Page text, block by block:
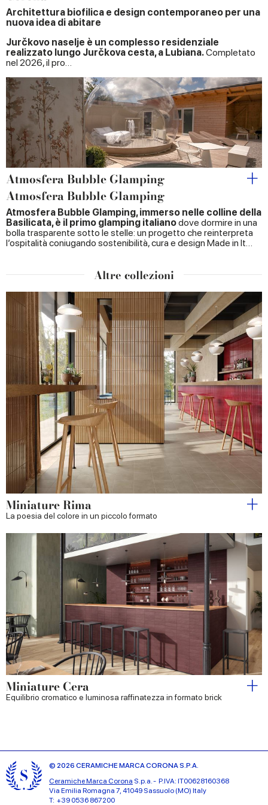
Architettura biofilica e design contemporaneo per una
nuova idea di abitare
Jurčkovo naselje è un complesso residenziale
realizzato lungo Jurčkova cesta, a Lubiana.Completato
nel 2026, il pro…
Atmosfera Bubble Glamping
Atmosfera Bubble Glamping
Atmosfera Bubble Glamping, immerso nelle colline della
Basilicata, è il primo glamping italianodove dormire in una
bolla trasparente sotto le stelle: un progetto che reinterpreta
l’ospitalità coniugando sostenibilità, cura e design Made in It…
Altre collezioni
Miniature Rima
La poesia del colore in un piccolo formato
Miniature Cera
Equilibrio cromatico e luminosa raffinatezza in formato brick
© 2026 CERAMICHE MARCA CORONA S.P.A.
Ceramiche Marca Corona S.p.a. - P.IVA: IT00628160368
Via Emilia Romagna 7, 41049 Sassuolo (MO) Italy
T: +39 0536 867200